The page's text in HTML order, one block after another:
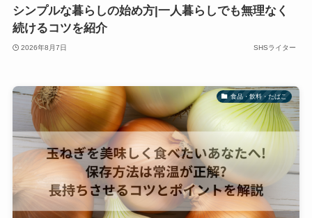
シンプルな暮らしの始め方|一人暮らしでも無理なく
続けるコツを紹介
2026年8月7日 SHSライター
食品・飲料・たばこ